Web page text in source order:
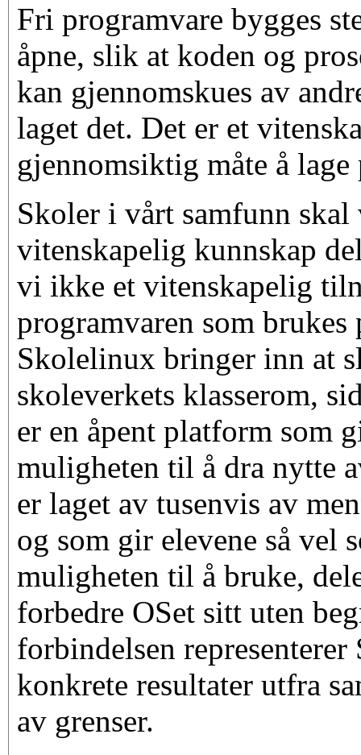
Fri programvare bygges
åpne, slik at koden og
kan gjennomskues av
laget det. Det er et
gjennomsiktig måte å lage
Skoler i vårt samfunn
vitenskapelig kunnskap
vi ikke et vitenskapelig
programvaren som brukes
Skolelinux bringer inn at
skoleverkets klasserom,
er en åpent platform som
muligheten til å dra nytte
er laget av tusenvis av
og som gir elevene så vel
muligheten til å bruke,
forbedre OSet sitt uten
forbindelsen
konkrete resultater utfra
av grenser.